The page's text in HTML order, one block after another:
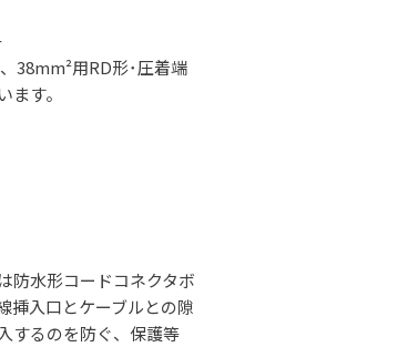
38mm²用RD形･圧着端
す。
防水形コードコネクタボ
挿入口とケーブルとの隙
するのを防ぐ、保護等